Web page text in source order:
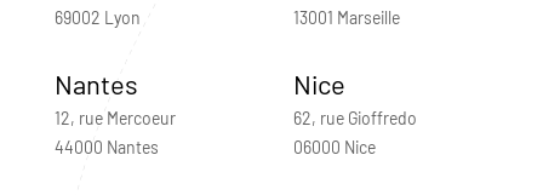
69002 Lyon
13001 Marseille
Nantes
12, rue Mercoeur
44000 Nantes
Nice
62, rue Gioffredo
06000 Nice